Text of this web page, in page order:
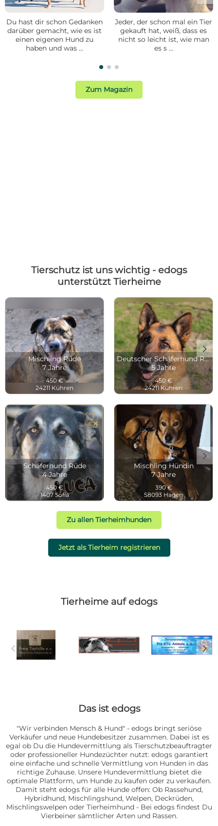
Du hast dir schon Gedanken
darüber gemacht, wie es ist
einen eigenen Hund zu
haben und was ...
Jeder, der schon mal ein Tier
gekauft hat, weiß, dass es
nicht so leicht ist, wie man
es s ...
Zum Magazin
Tierschutz ist uns wichtig - edogs
unterstützt Tierheime
Mischling Rüde
7 Jahre
450 €
24211 Kühren
Deutscher Schäferhund Rüde
5 Jahre
450 €
24211 Kühren
c d
Schäferhund Rüde
4 Jahre
450 €
1407 Sofia
Mischling Hündin
7 Jahre
390 €
58093 Hagen
c d
Zu allen Tierheimhunden
Jetzt als Tierheim registrieren
Tierheime auf edogs
c d
Das ist edogs
"Wir verbinden Mensch & Hund" - edogs bringt seriöse
Verkäufer und neue Hundebesitzer zusammen. Dabei ist es
egal ob Du die Hundevermittlung als Tierschutzbeauftragter
oder professioneller Hundezüchter nutzt: edogs garantiert
eine einfache und schnelle Vermittlung von Hunden in das
richtige Zuhause. Unsere Hundevermittlung bietet die
optimale Plattform, um Hunde zu kaufen oder zu verkaufen.
Damit steht edogs für alle Hunde offen: Ob Rassehund,
Hybridhund, Mischlingshund, Welpen, Deckrüden,
Mischlingswelpen oder Tierheimhund - Bei edogs findest Du
Vierbeiner sämtlicher Arten und Rassen.